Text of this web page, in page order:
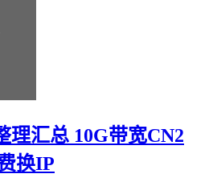
理汇总 10G带宽CN2
换IP